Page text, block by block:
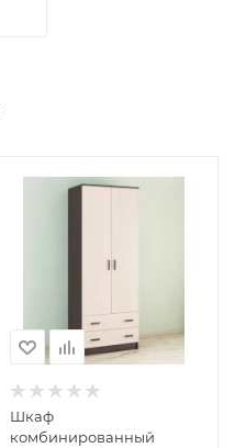
Шкаф
комбинированный